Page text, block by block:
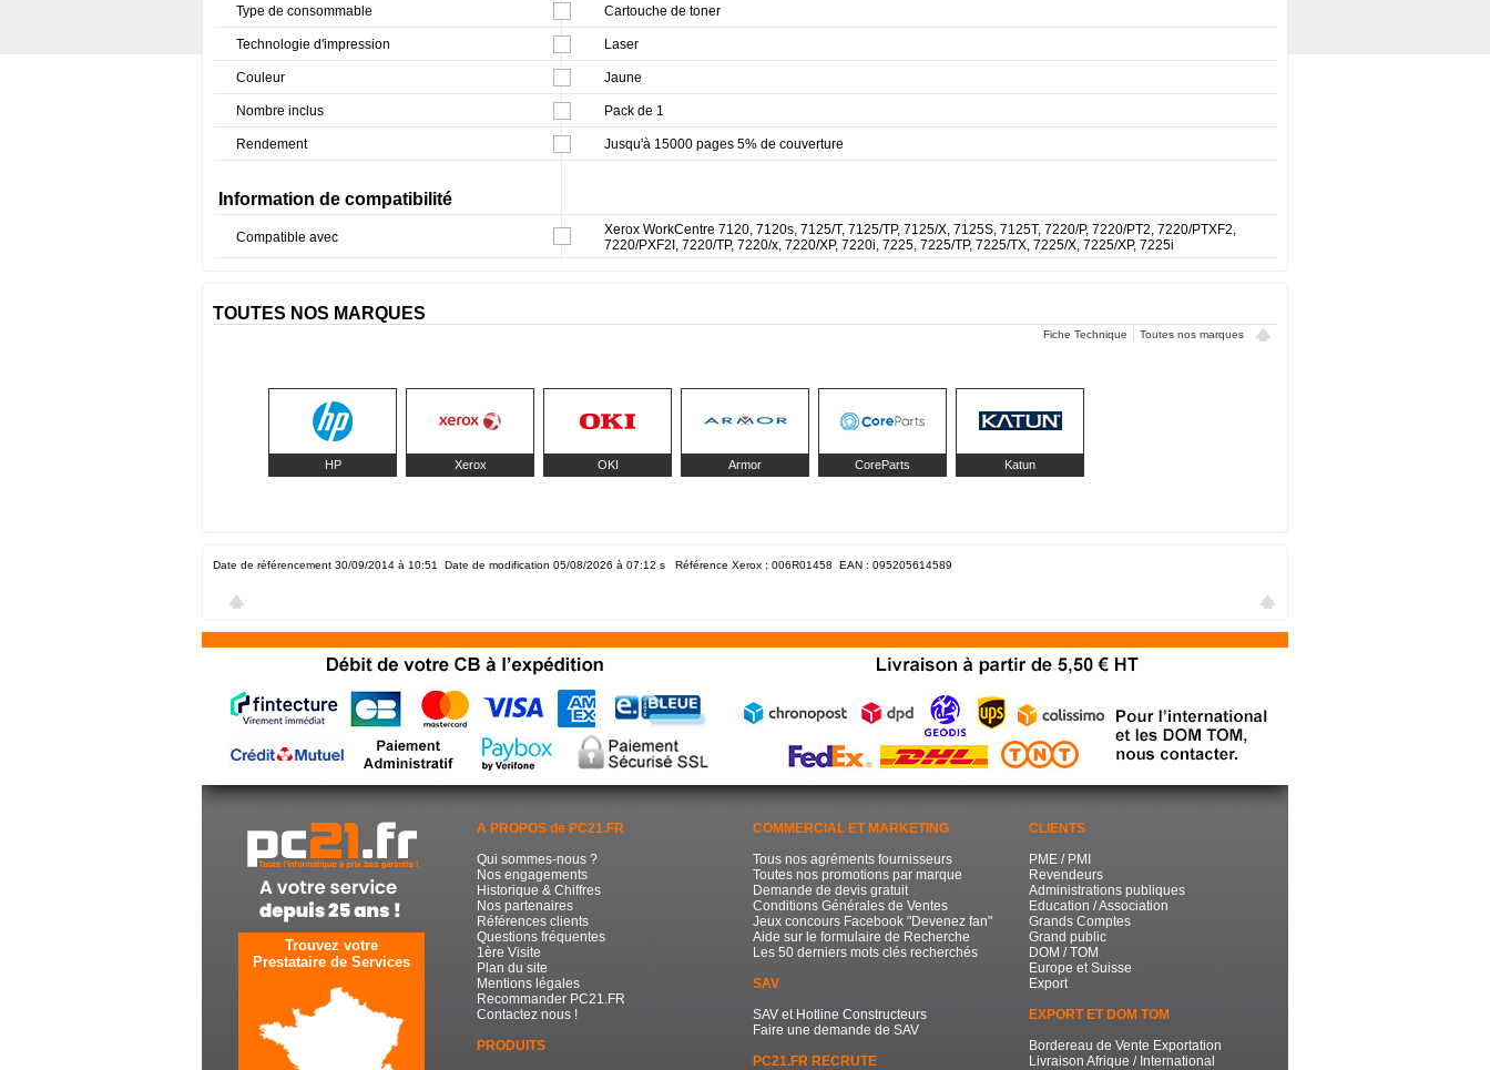
Type de consommable Cartouche de toner
Technologie d'impression Laser
Couleur Jaune
Nombre inclus Pack de 1
Rendement Jusqu'à 15000 pages 5% de couverture
Information de compatibilité
Compatible avec
Xerox WorkCentre 7120, 7120s, 7125/T, 7125/TP, 7125/X, 7125S, 7125T, 7220/P, 7220/PT2, 7220/PTXF2,
7220/PXF2I, 7220/TP, 7220/x, 7220/XP, 7220i, 7225, 7225/TP, 7225/TX, 7225/X, 7225/XP, 7225i
TOUTES NOS MARQUES
Fiche Technique Toutes nos marques
HP Xerox OKI Armor CoreParts Katun
Date de référencement 30/09/2014 à 10:51 Date de modification 05/08/2026 à 07:12 s Référence Xerox : 006R01458 EAN : 095205614589
Trouvez votre
Prestataire de Services
A PROPOS de PC21.FR
Qui sommes-nous ?
Nos engagements
Historique & Chiffres
Nos partenaires
Références clients
Questions fréquentes
1ère Visite
Plan du site
Mentions légales
Recommander PC21.FR
Contactez nous !
PRODUITS
COMMERCIAL ET MARKETING
Tous nos agréments fournisseurs
Toutes nos promotions par marque
Demande de devis gratuit
Conditions Générales de Ventes
Jeux concours Facebook "Devenez fan"
Aide sur le formulaire de Recherche
Les 50 derniers mots clés recherchés
SAV
SAV et Hotline Constructeurs
Faire une demande de SAV
PC21.FR RECRUTE
CLIENTS
PME / PMI
Revendeurs
Administrations publiques
Education / Association
Grands Comptes
Grand public
DOM / TOM
Europe et Suisse
Export
EXPORT ET DOM TOM
Bordereau de Vente Exportation
Livraison Afrique / International